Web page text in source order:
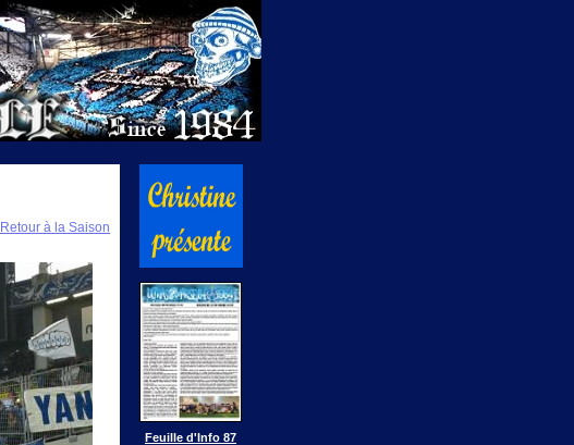
Retour à la Saison
Feuille d'Info 87